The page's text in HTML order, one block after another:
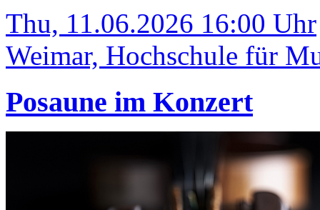
Thu, 11.06.2026 16:00 Uhr
Weimar, Hochschule für
Posaune im Konzert